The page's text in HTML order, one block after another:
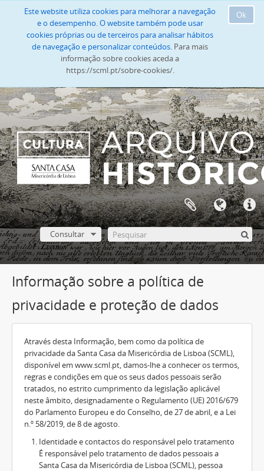
Ok
Este website utiliza cookies para melhorar a navegação
e o desempenho. O website também pode usar
cookies próprias ou de terceiros para analisar hábitos
de navegação e personalizar conteúdos. Para mais
informação sobre cookies aceda a
https://scml.pt/sobre-cookies/.
Consultar
Informação sobre a política de
privacidade e proteção de dados
Através desta Informação, bem como da política de
privacidade da Santa Casa da Misericórdia de Lisboa (SCML),
disponível em www.scml.pt, damos-lhe a conhecer os termos,
regras e condições em que os seus dados pessoais serão
tratados, no estrito cumprimento da legislação aplicável
neste âmbito, designadamente o Regulamento (UE) 2016/679
do Parlamento Europeu e do Conselho, de 27 de abril, e a Lei
n.º 58/2019, de 8 de agosto.
Identidade e contactos do responsável pelo tratamento
É responsável pelo tratamento de dados pessoais a
Santa Casa da Misericórdia de Lisboa (SCML), pessoa